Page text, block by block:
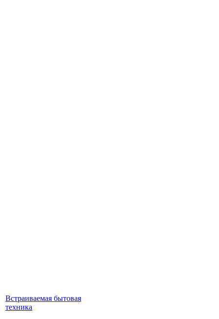
Встраиваемая бытовая
техника